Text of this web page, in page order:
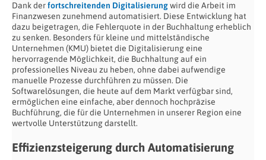
Dank derfortschreitenden Digitalisierungwird die Arbeit im
Finanzwesen zunehmend automatisiert. Diese Entwicklung hat
dazu beigetragen, die Fehlerquote in der Buchhaltung erheblich
zu senken. Besonders für kleine und mittelständische
Unternehmen (KMU) bietet die Digitalisierung eine
hervorragende Möglichkeit, die Buchhaltung auf ein
professionelles Niveau zu heben, ohne dabei aufwendige
manuelle Prozesse durchführen zu müssen. Die
Softwarelösungen, die heute auf dem Markt verfügbar sind,
ermöglichen eine einfache, aber dennoch hochpräzise
Buchführung, die für die Unternehmen in unserer Region eine
wertvolle Unterstützung darstellt.
Effizienzsteigerung durch Automatisierung